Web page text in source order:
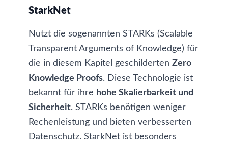
StarkNet
Nutzt die sogenannten STARKs (Scalable
Transparent Arguments of Knowledge) für
die in diesem Kapitel geschilderten Zero
Knowledge Proofs. Diese Technologie ist
bekannt für ihre hohe Skalierbarkeit und
Sicherheit. STARKs benötigen weniger
Rechenleistung und bieten verbesserten
Datenschutz. StarkNet ist besonders